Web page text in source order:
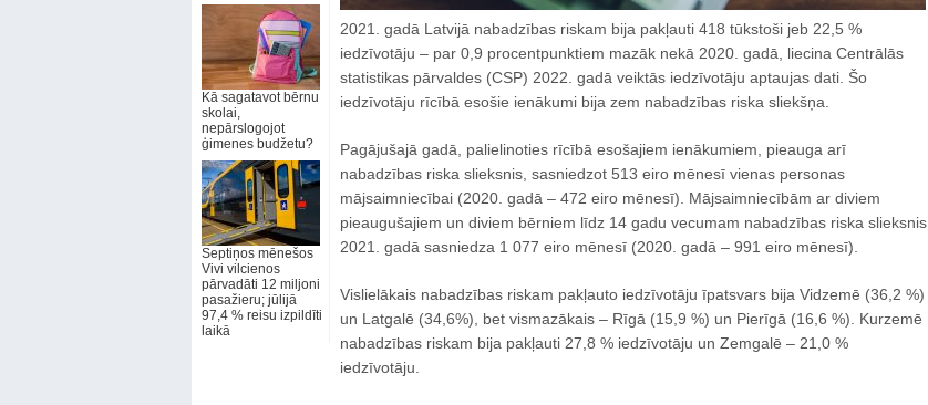
Kā sagatavot bērnu
skolai,
nepārslogojot
ģimenes budžetu?
Septiņos mēnešos
Vivi vilcienos
pārvadāti 12 miljoni
pasažieru; jūlijā
97,4 % reisu izpildīti
laikā
2021. gadā Latvijā nabadzības riskam bija pakļauti 418 tūkstoši jeb 22,5 %
iedzīvotāju – par 0,9 procentpunktiem mazāk nekā 2020. gadā, liecina Centrālās
statistikas pārvaldes (CSP) 2022. gadā veiktās iedzīvotāju aptaujas dati. Šo
iedzīvotāju rīcībā esošie ienākumi bija zem nabadzības riska sliekšņa.
Pagājušajā gadā, palielinoties rīcībā esošajiem ienākumiem, pieauga arī
nabadzības riska slieksnis, sasniedzot 513 eiro mēnesī vienas personas
mājsaimniecībai (2020. gadā – 472 eiro mēnesī). Mājsaimniecībām ar diviem
pieaugušajiem un diviem bērniem līdz 14 gadu vecumam nabadzības riska slieksnis
2021. gadā sasniedza 1 077 eiro mēnesī (2020. gadā – 991 eiro mēnesī).
Vislielākais nabadzības riskam pakļauto iedzīvotāju īpatsvars bija Vidzemē (36,2 %)
un Latgalē (34,6%), bet vismazākais – Rīgā (15,9 %) un Pierīgā (16,6 %). Kurzemē
nabadzības riskam bija pakļauti 27,8 % iedzīvotāju un Zemgalē – 21,0 %
iedzīvotāju.